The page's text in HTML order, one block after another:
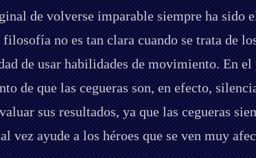
de volverse imparable siempre ha sido
no es tan clara cuando se trata de
de usar habilidades de movimiento. En
de que las cegueras son, en efecto,
sus resultados, ya que las cegueras
vez ayude a los héroes que se ven muy